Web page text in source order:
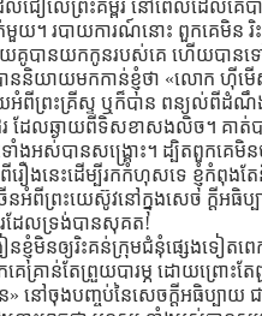
លជឿលើព្រះគម្ពីរ នៅពេលដែលគេ
។ របាយការណ៍នោះ ពួកគេមិន រិះ
ធមួយគូបានយកកូនរបស់គេ ហើយបា
បាននិយាយមកកាន់ខ្ញុំថា «លោក ហ៊ីម
អំពីព្រះគ្រីស្ទ ឬក៏បាន ពន្យល់ពីដំណឹង
ដែលឆ្ងាយពីទិសខាសងលិច។ គាត់ប
ទាំងអស់បានសង្រ្គោះ។ ដ្បិតពួកគ
ឿងនេះដើម្បីរកកំហុសទេ ខ្ញុំកំពុងត
ើនអំពីព្រះយេស៊ូវនៅក្នុងសេច ក្ដីអធិ
រដែលទ្រង់បានសុគត!
ញុំមិនឲ្យរិះគន់ក្រុមជំនុំផ្សេងទៀតពេ
គេគ្រាន់តែព្រួយបារម្ភ ដោយព្រោ
» នៅចុងបញ្ចប់នៃសេចក្ដីអធិប្បាយ